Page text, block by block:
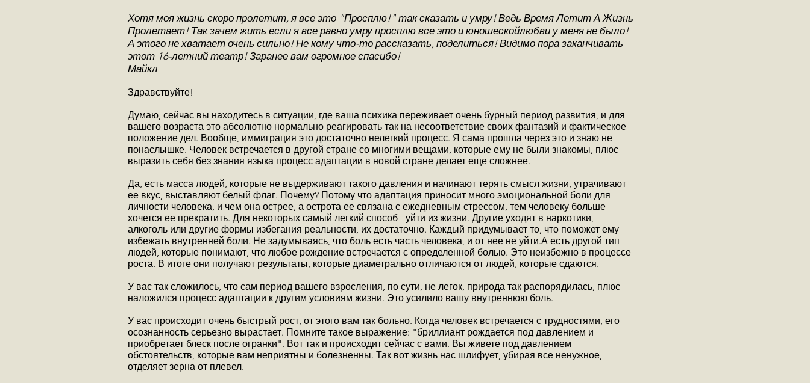
Хотя моя жизнь скоро пролетит, я все это "Просплю!" так сказать и умру! Ведь Время Летит А Жизнь
Пролетает! Так зачем жить если я все равно умру просплю все это и юношескойлюбви у меня не было!
А этого не хватает очень сильно! Не кому что-то рассказать, поделиться! Видимо пора заканчивать
этот 16-летний театр! Заранее вам огромное спасибо!
Майкл
Здравствуйте!
Думаю, сейчас вы находитесь в ситуации, где ваша психика переживает очень бурный период развития, и для
вашего возраста это абсолютно нормально реагировать так на несоответствие своих фантазий и фактическое
положение дел. Вообще, иммиграция это достаточно нелегкий процесс. Я сама прошла через это и знаю не
понаслышке. Человек встречается в другой стране со многими вещами, которые ему не были знакомы, плюс
выразить себя без знания языка процесс адаптации в новой стране делает еще сложнее.
Да, есть масса людей, которые не выдерживают такого давления и начинают терять смысл жизни, утрачивают
ее вкус, выставляют белый флаг. Почему? Потому что адаптация приносит много эмоциональной боли для
личности человека, и чем она острее, а острота ее связана с ежедневным стрессом, тем человеку больше
хочется ее прекратить. Для некоторых самый легкий способ - уйти из жизни. Другие уходят в наркотики,
алкоголь или другие формы избегания реальности, их достаточно. Каждый придумывает то, что поможет ему
избежать внутренней боли. Не задумываясь, что боль есть часть человека, и от нее не уйти.А есть другой тип
людей, которые понимают, что любое рождение встречается с определенной болью. Это неизбежно в процессе
роста. В итоге они получают результаты, которые диаметрально отличаются от людей, которые сдаются.
У вас так сложилось, что сам период вашего взросления, по сути, не легок, природа так распорядилась, плюс
наложился процесс адаптации к другим условиям жизни. Это усилило вашу внутреннюю боль.
У вас происходит очень быстрый рост, от этого вам так больно. Когда человек встречается с трудностями, его
осознанность серьезно вырастает. Помните такое выражение: "бриллиант рождается под давлением и
приобретает блеск после огранки". Вот так и происходит сейчас с вами. Вы живете под давлением
обстоятельств, которые вам неприятны и болезненны. Так вот жизнь нас шлифует, убирая все ненужное,
отделяет зерна от плевел.